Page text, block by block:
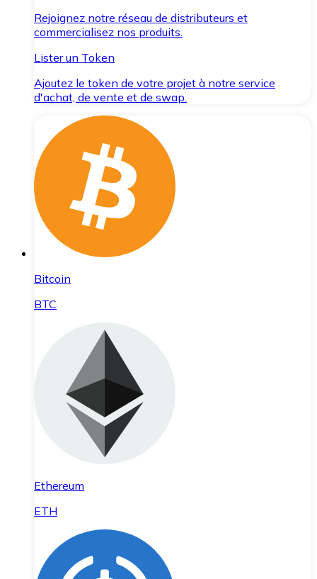
Rejoignez notre réseau de distributeurs et
commercialisez nos produits.
Lister un Token
Ajoutez le token de votre projet à notre service
d'achat, de vente et de swap.
Bitcoin
BTC
Ethereum
ETH